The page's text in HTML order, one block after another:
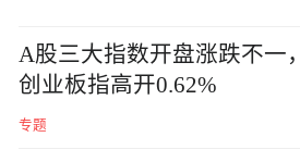
A股三大指数开盘涨跌不一，
创业板指高开0.62%
专题